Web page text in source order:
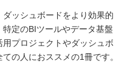
ッシュボードをより効果的
定のBIツールやデータ基盤
プロジェクトやダッシュボ
の人におススメの1冊です。